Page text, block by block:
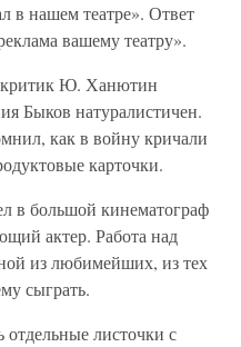
в нашем театре». Ответ
вашему театру».
критик Ю. Ханютин
Быков натуралистичен.
как в войну кричали
карточки.
в большой кинематограф
актер. Работа над
из любимейших, из тех
сыграть.
листочки с